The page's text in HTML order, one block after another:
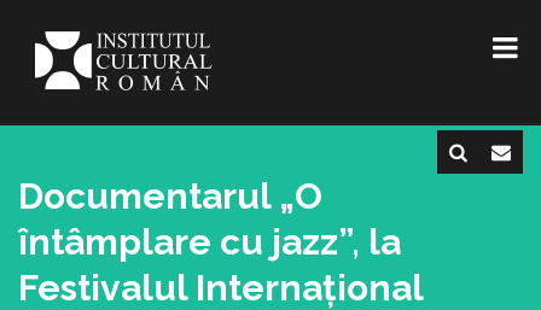
Documentarul „O
întâmplare cu jazz”, la
Festivalul Internațional